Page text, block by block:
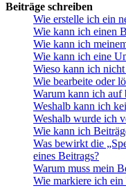
Beiträge schreiben
Wie erstelle ich ein
Wie kann ich einen
Wie kann ich
Wie kann ich eine
Wieso kann ich
Wie bearbeite oder
Warum kann ich auf
Weshalb kann ich
Weshalb wurde ich
Wie kann ich
Was bewirkt die
eines Beitrags?
Warum muss mein
Wie markiere ich ein